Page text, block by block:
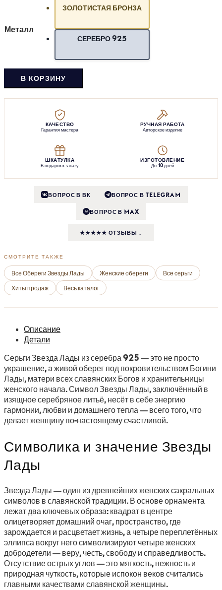
Металл
ЗОЛОТИСТАЯ БРОНЗА
СЕРЕБРО 925
В КОРЗИНУ
КАЧЕСТВО
Гарантия мастера
РУЧНАЯ РАБОТА
Авторское изделие
ШКАТУЛКА
В подарок к заказу
ИЗГОТОВЛЕНИЕ
До 10 дней
ВОПРОС В ВК ВОПРОС В TELEGRAM
M ВОПРОС В MAX
★★★★★ ОТЗЫВЫ ↓
СМОТРИТЕ ТАКЖЕ
Все Обереги Звезды Лады Женские обереги
Все серьги
Хиты продаж
Весь каталог
Описание
Детали
Серьги Звезда Лады из серебра 925 — это не просто
украшение, а живой оберег под покровительством Богини
Лады, матери всех славянских Богов и хранительницы
женского начала. Символ Звезды Лады, заключённый в
изящное серебряное литьё, несёт в себе энергию
гармонии, любви и домашнего тепла — всего того, что
делает женщину по-настоящему счастливой.
Символика и значение Звезды
Лады
Звезда Лады — один из древнейших женских сакральных
символов в славянской традиции. В основе орнамента
лежат два ключевых образа: квадрат в центре
олицетворяет домашний очаг, пространство, где
зарождается и расцветает жизнь, а четыре переплетённых
эллипса вокруг него символизируют четыре женских
добродетели — веру, честь, свободу и справедливость.
Отсутствие острых углов — это мягкость, нежность и
природная чуткость, которые испокон веков считались
главными качествами славянской женщины.